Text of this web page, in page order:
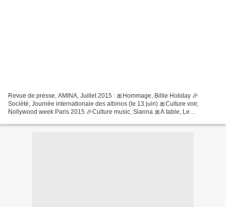
Revue de presse, AMINA, Juillet 2015 : 🎀Hommage, Billie Holiday 🎉
Société, Journée internationale des albinos (le 13 juin) 🎀Culture voir,
Nollywood week Paris 2015 🎉Culture music, Sianna 🎀A table, Le